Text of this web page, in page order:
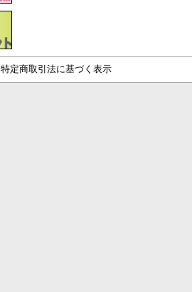
特定商取引法に基づく表示